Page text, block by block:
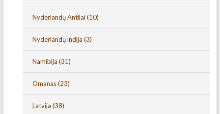
Nyderlandų Antilai(10)
Nyderlandų indija (3)
Namibija (31)
Omanas(23)
Latvija (38)